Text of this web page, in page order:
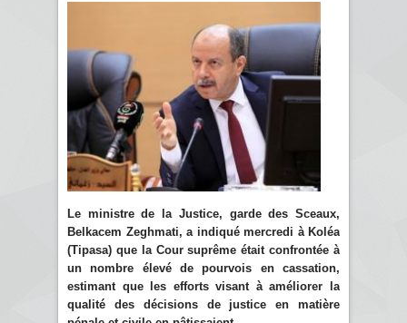
Le ministre de la Justice, garde des Sceaux,
Belkacem Zeghmati, a indiqué mercredi à Koléa
(Tipasa) que la Cour suprême était confrontée à
un nombre élevé de pourvois en cassation,
estimant que les efforts visant à améliorer la
qualité des décisions de justice en matière